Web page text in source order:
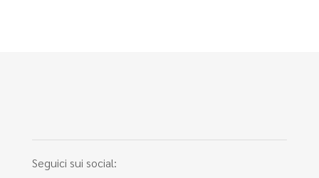
Seguici sui social: